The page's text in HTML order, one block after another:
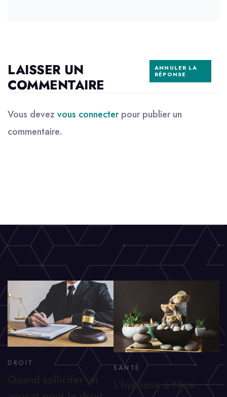
LAISSER UN
COMMENTAIRE
ANNULER LA
RÉPONSE
Vous devez vous connecterpour publier un
commentaire.
DROIT
Quand solliciter un
SANTÉ
L’hypnose à Nice